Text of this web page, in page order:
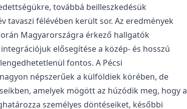
továbbá beilleszkedésük
tavaszi félévében került sor. Az eredmények
Magyarországra érkező hallgatók
elősegítése a közép- és hosszú
fontos. A Pécsi
népszerűek a külföldiek körében, de
amelyek mögött az húzódik meg, hogy a
személyes döntéseiket, későbbi